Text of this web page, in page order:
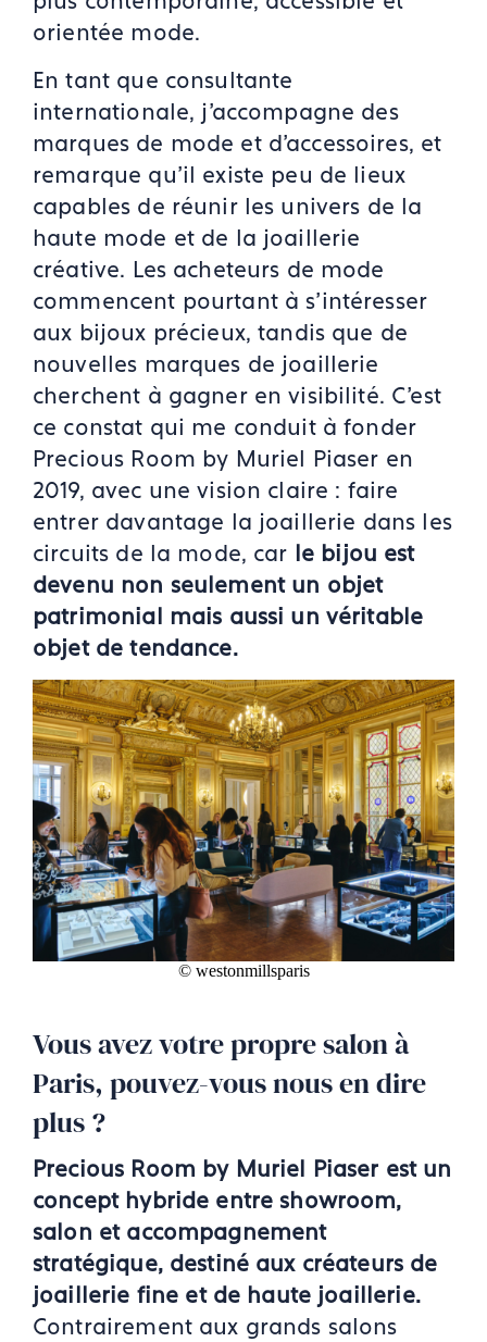
orientée mode.
En tant que consultante
internationale, j'accompagne des
marques de mode et d'accessoires, et
remarque qu'il existe peu de lieux
capables de réunir les univers de la
haute mode et de la joaillerie
créative. Les acheteurs de mode
commencent pourtant à s'intéresser
aux bijoux précieux, tandis que de
nouvelles marques de joaillerie
cherchent à gagner en visibilité. C'est
ce constat qui me conduit à fonder
Precious Room by Muriel Piaser en
2019, avec une vision claire : faire
entrer davantage la joaillerie dans les
circuits de la mode, car le bijou est
devenu non seulement un objet
patrimonial mais aussi un véritable
objet de tendance.
© westonmillsparis
Vous avez votre propre salon à
Paris, pouvez-vous nous en dire
plus ?
Precious Room by Muriel Piaser est un
concept hybride entre showroom,
salon et accompagnement
stratégique, destiné aux créateurs de
joaillerie fine et de haute joaillerie.
Contrairement aux grands salons